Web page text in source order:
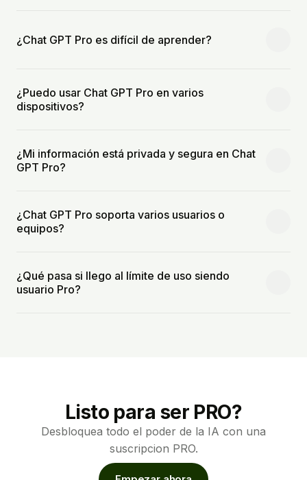
¿Chat GPT Pro es difícil de aprender?
¿Puedo usar Chat GPT Pro en varios
dispositivos?
¿Mi información está privada y segura en Chat
GPT Pro?
¿Chat GPT Pro soporta varios usuarios o
equipos?
¿Qué pasa si llego al límite de uso siendo
usuario Pro?
Listo para ser PRO?
Desbloquea todo el poder de la IA con una
suscripcion PRO.